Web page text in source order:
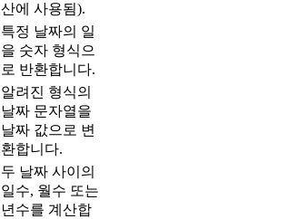
산에 사용됨).
특정 날짜의 일
을 숫자 형식으
로 반환합니다.
알려진 형식의
날짜 문자열을
날짜 값으로 변
환합니다.
두 날짜 사이의
일수, 월수 또는
년수를 계산합